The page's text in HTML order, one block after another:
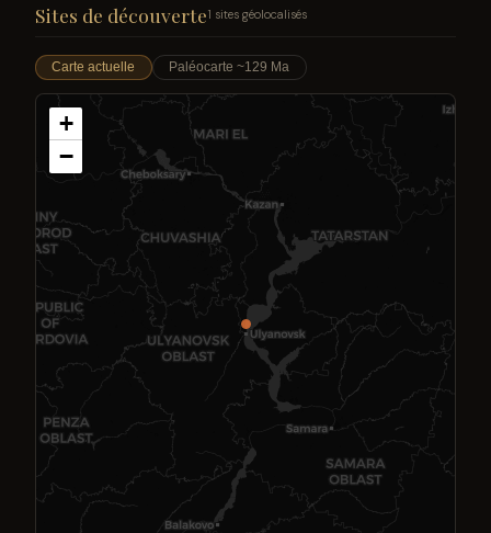
Sites de découverte1 sites géolocalisés
Carte actuelle Paléocarte ~129 Ma
+
−